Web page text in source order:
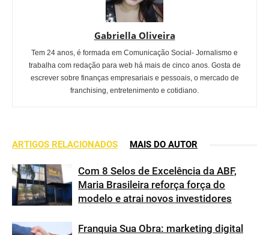
Gabriella Oliveira
Tem 24 anos, é formada em Comunicação Social- Jornalismo e
trabalha com redação para web há mais de cinco anos. Gosta de
escrever sobre finanças empresariais e pessoais, o mercado de
franchising, entretenimento e cotidiano.
ARTIGOS RELACIONADOS MAIS DO AUTOR
Com 8 Selos de Excelência da ABF,
Maria Brasileira reforça força do
modelo e atrai novos investidores
Franquia Sua Obra: marketing digital